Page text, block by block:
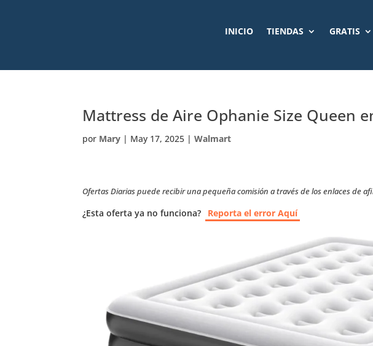
INICIO TIENDAS GRATIS
Mattress de Aire Ophanie Size Queen
por Mary | May 17, 2025 |Walmart
Ofertas Diarias puede recibir una pequeña comisión a través de los enlaces de
¿Esta oferta ya no funciona? Reporta el error Aquí